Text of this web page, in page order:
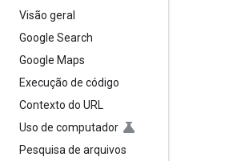
Visão geral
Google Search
Google Maps
Execução de código
Contexto do URL
Uso de computador
Pesquisa de arquivos